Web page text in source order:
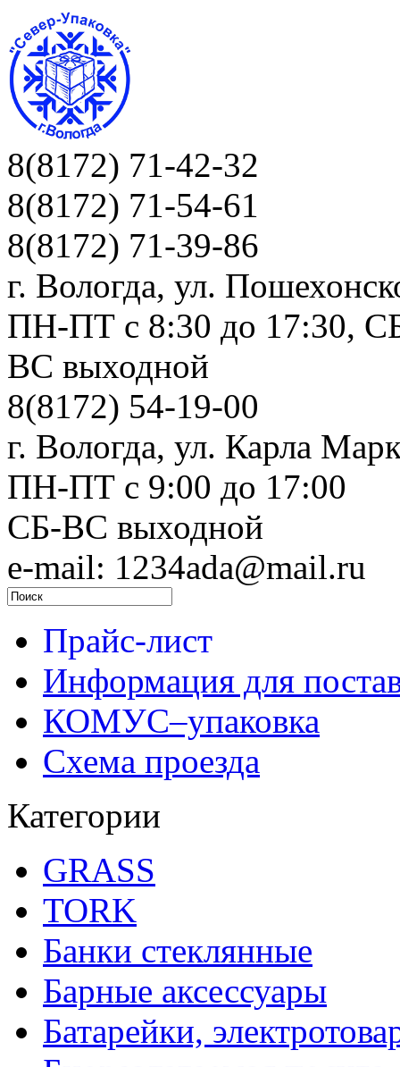
8(8172) 71-42-32
8(8172) 71-54-61
8(8172) 71-39-86
г. Вологда, ул.
ПН-ПТ c 8:30 до 17:30,
ВС выходной
8(8172) 54-19-00
г. Вологда, ул. Карла
ПН-ПТ c 9:00 до 17:00
СБ-ВС выходной
e-mail: 1234ada@mail.ru
Прайс-лист
Информация для
КОМУС–упаковка
Схема проезда
Категории
GRASS
TORK
Банки стеклянные
Барные аксессуары
Батарейки,